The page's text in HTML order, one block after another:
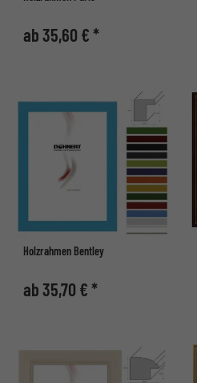
ab 35,60 € *
Holzrahmen Bentley
ab 35,70 € *